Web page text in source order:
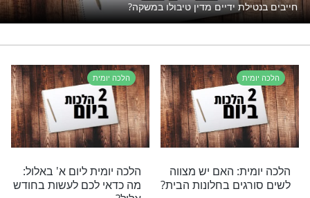
טיבולו במשקה
תוכן בנושא הלכה יומית